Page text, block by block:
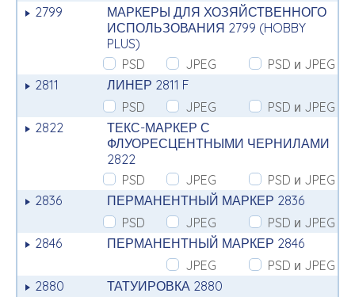
2799
МАРКЕРЫ ДЛЯ ХОЗЯЙСТВЕННОГО
ИСПОЛЬЗОВАНИЯ 2799 (HOBBY
PLUS)
PSD
JPEG
PSD и JPEG
2811
ЛИНЕР 2811 F
PSD
JPEG
PSD и JPEG
2822
ТЕКС-МАРКЕР С
ФЛУОРЕСЦЕНТНЫМИ ЧЕРНИЛАМИ
2822
PSD
JPEG
PSD и JPEG
2836
ПЕРМАНЕНТНЫЙ МАРКЕР 2836
PSD
JPEG
PSD и JPEG
2846
ПЕРМАНЕНТНЫЙ МАРКЕР 2846
JPEG
PSD и JPEG
2880
ТАТУИРОВКА 2880